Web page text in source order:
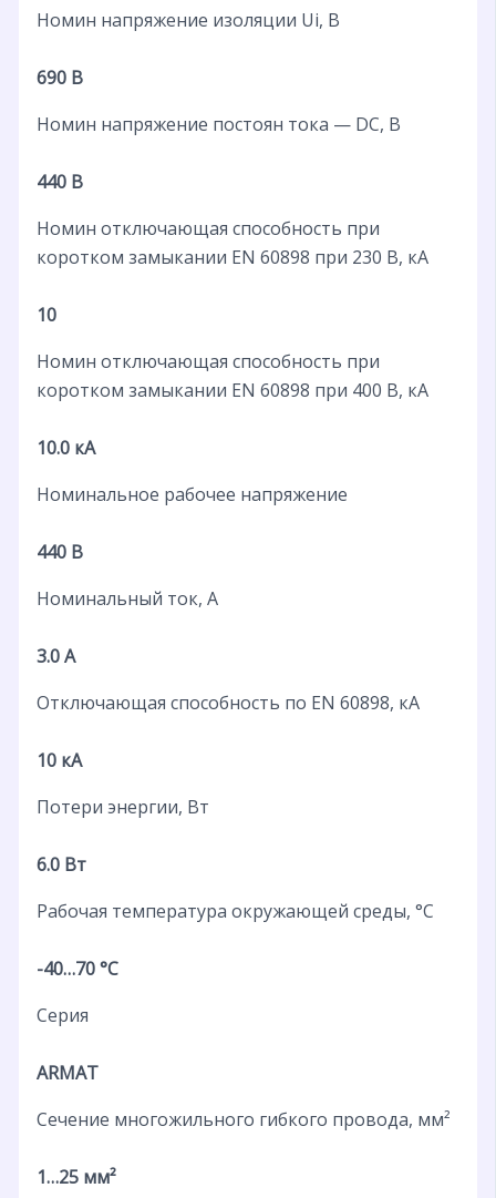
Номин напряжение изоляции Ui, В
690 В
Номин напряжение постоян тока — DC, В
440 В
Номин отключающая способность при
коротком замыкании EN 60898 при 230 В, кА
10
Номин отключающая способность при
коротком замыкании EN 60898 при 400 В, кА
10.0 кА
Номинальное рабочее напряжение
440 В
Номинальный ток, А
3.0 А
Отключающая способность по EN 60898, кА
10 кА
Потери энергии, Вт
6.0 Вт
Рабочая температура окружающей среды, °C
-40…70 °C
Серия
ARMAT
Сечение многожильного гибкого провода, мм²
1…25 мм²